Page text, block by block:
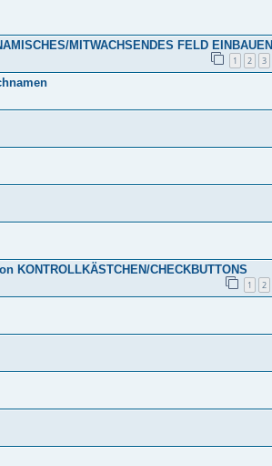
MITWACHSENDES FELD EINBAUEN
1 2 3
KONTROLLKÄSTCHEN/CHECKBUTTONS
1 2